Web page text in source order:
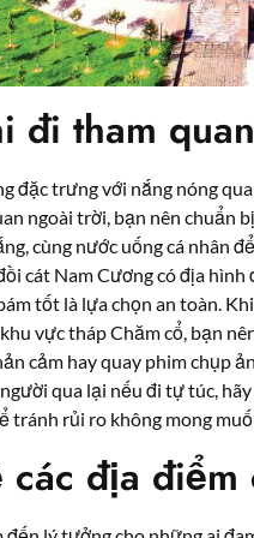
đi tham
đặc trưng với nắng nóng
ngoài trời, bạn nên chuẩn
cùng nước uống cá nhân
cát Nam Cương có địa
tốt là lựa chọn an toàn.
vực tháp Chăm cổ, bạn
cảm hay quay phim chụp
qua lại nếu đi tự túc,
tránh rủi ro không mong
các địa